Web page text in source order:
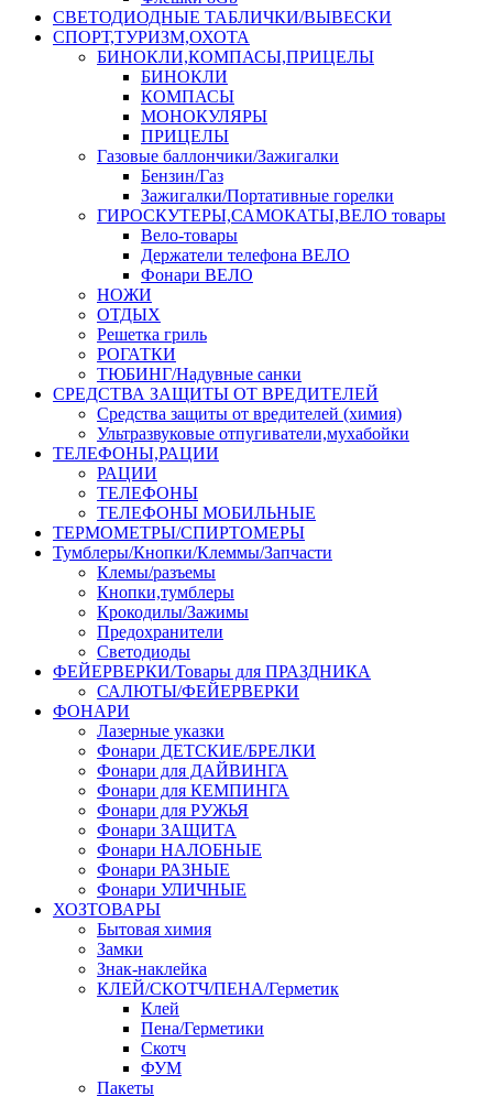
СВЕТОДИОДНЫЕ ТАБЛИЧКИ/ВЫВЕСКИ
СПОРТ,ТУРИЗМ,ОХОТА
БИНОКЛИ,КОМПАСЫ,ПРИЦЕЛЫ
БИНОКЛИ
КОМПАСЫ
МОНОКУЛЯРЫ
ПРИЦЕЛЫ
Газовые баллончики/Зажигалки
Бензин/Газ
Зажигалки/Портативные горелки
ГИРОСКУТЕРЫ,САМОКАТЫ,ВЕЛО товары
Вело-товары
Держатели телефона ВЕЛО
Фонари ВЕЛО
НОЖИ
ОТДЫХ
Решетка гриль
РОГАТКИ
ТЮБИНГ/Надувные санки
СРЕДСТВА ЗАЩИТЫ ОТ ВРЕДИТЕЛЕЙ
Средства защиты от вредителей (химия)
Ультразвуковые отпугиватели,мухабойки
ТЕЛЕФОНЫ,РАЦИИ
РАЦИИ
ТЕЛЕФОНЫ
ТЕЛЕФОНЫ МОБИЛЬНЫЕ
ТЕРМОМЕТРЫ/СПИРТОМЕРЫ
Тумблеры/Кнопки/Клеммы/Запчасти
Клемы/разъемы
Кнопки,тумблеры
Крокодилы/Зажимы
Предохранители
Светодиоды
ФЕЙЕРВЕРКИ/Товары для ПРАЗДНИКА
САЛЮТЫ/ФЕЙЕРВЕРКИ
ФОНАРИ
Лазерные указки
Фонари ДЕТСКИЕ/БРЕЛКИ
Фонари для ДАЙВИНГА
Фонари для КЕМПИНГА
Фонари для РУЖЬЯ
Фонари ЗАЩИТА
Фонари НАЛОБНЫЕ
Фонари РАЗНЫЕ
Фонари УЛИЧНЫЕ
ХОЗТОВАРЫ
Бытовая химия
Замки
Знак-наклейка
КЛЕЙ/СКОТЧ/ПЕНА/Герметик
Клей
Пена/Герметики
Скотч
ФУМ
Пакеты